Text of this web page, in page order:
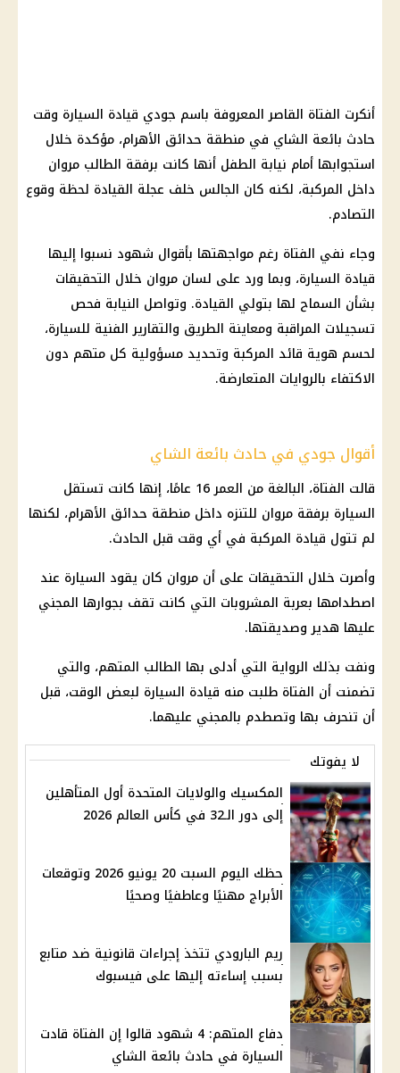
أنكرت الفتاة القاصر المعروفة باسم جودي قيادة السيارة وقت
حادث بائعة الشاي في منطقة حدائق الأهرام، مؤكدة خلال
استجوابها أمام نيابة الطفل أنها كانت برفقة الطالب مروان
داخل المركبة، لكنه كان الجالس خلف عجلة القيادة لحظة وقوع
التصادم.
وجاء نفي الفتاة رغم مواجهتها بأقوال شهود نسبوا إليها
قيادة السيارة، وبما ورد على لسان مروان خلال التحقيقات
بشأن السماح لها بتولي القيادة. وتواصل النيابة فحص
تسجيلات المراقبة ومعاينة الطريق والتقارير الفنية للسيارة،
لحسم هوية قائد المركبة وتحديد مسؤولية كل متهم دون
الاكتفاء بالروايات المتعارضة.
أقوال جودي في حادث بائعة الشاي
قالت الفتاة، البالغة من العمر 16 عامًا، إنها كانت تستقل
السيارة برفقة مروان للتنزه داخل منطقة حدائق الأهرام، لكنها
لم تتول قيادة المركبة في أي وقت قبل الحادث.
وأصرت خلال التحقيقات على أن مروان كان يقود السيارة عند
اصطدامها بعربة المشروبات التي كانت تقف بجوارها المجني
عليها هدير وصديقتها.
ونفت بذلك الرواية التي أدلى بها الطالب المتهم، والتي
تضمنت أن الفتاة طلبت منه قيادة السيارة لبعض الوقت، قبل
أن تنحرف بها وتصطدم بالمجني عليهما.
لا يفوتك
المكسيك والولايات المتحدة أول المتأهلين
إلى دور الـ32 في كأس العالم 2026
حظك اليوم السبت 20 يونيو 2026 وتوقعات
الأبراج مهنيًا وعاطفيًا وصحيًا
ريم البارودي تتخذ إجراءات قانونية ضد متابع
بسبب إساءته إليها على فيسبوك
دفاع المتهم: 4 شهود قالوا إن الفتاة قادت
السيارة في حادث بائعة الشاي